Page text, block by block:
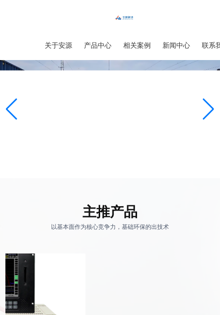
关于安源 产品中心 相关案例 新闻中心 联系
主推产品
以基本面作为核心竞争力，基础环保的出技术